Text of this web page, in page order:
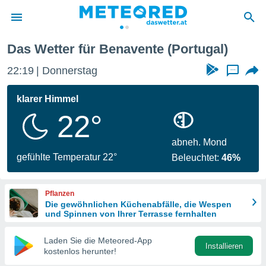
wurde
dass
sind.
diese
Das Wetter für Benavente (Portugal)
22:19 Donnerstag ...
klarer Himmel
22°
gefühlte Temperatur 22°
abneh. Mond
Beleuchtet:46%
Pflanzen
Die gewöhnlichen Küchenabfälle, die Wespen
und Spinnen von Ihrer Terrasse fernhalten
Laden Sie die Meteored-App
kostenlos herunter!
Installieren